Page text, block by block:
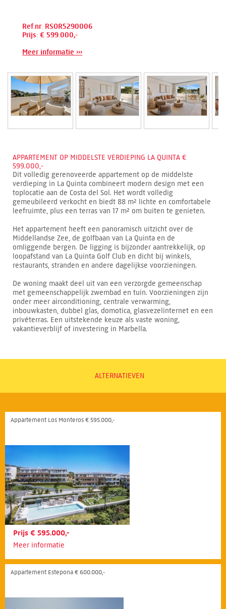
Ref.nr: RSOR5290006
Prijs: € 599.000,-
Meer informatie ›››
APPARTEMENT OP MIDDELSTE VERDIEPING LA QUINTA €
599.000,-
Dit volledig gerenoveerde appartement op de middelste
verdieping in La Quinta combineert modern design met een
toplocatie aan de Costa del Sol. Het wordt volledig
gemeubileerd verkocht en biedt 88 m² lichte en comfortabele
leefruimte, plus een terras van 17 m² om buiten te genieten.
Het appartement heeft een panoramisch uitzicht over de
Middellandse Zee, de golfbaan van La Quinta en de
omliggende bergen. De ligging is bijzonder aantrekkelijk, op
loopafstand van La Quinta Golf Club en dicht bij winkels,
restaurants, stranden en andere dagelijkse voorzieningen.
De woning maakt deel uit van een verzorgde gemeenschap
met gemeenschappelijk zwembad en tuin. Voorzieningen zijn
onder meer airconditioning, centrale verwarming,
inbouwkasten, dubbel glas, domotica, glasvezelinternet en een
privéterras. Een uitstekende keuze als vaste woning,
vakantieverblijf of investering in Marbella.
ALTERNATIEVEN
Appartement Los Monteros € 595.000,-
Prijs € 595.000,-
Meer informatie
Appartement Estepona € 600.000,-